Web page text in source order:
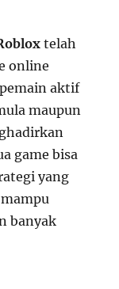
telah
online
aktif
maupun
game bisa
yang
banyak